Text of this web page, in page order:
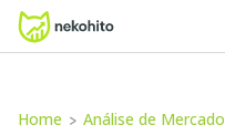
Home > Análise de Mercado